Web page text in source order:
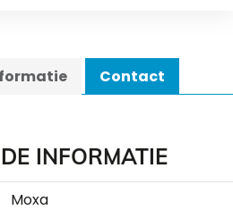
Contact
INFORMATIE
Moxa